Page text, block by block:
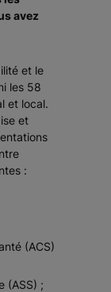
avez
et le
les 58
et local.
et
:
(ACS)
(ASS) ;